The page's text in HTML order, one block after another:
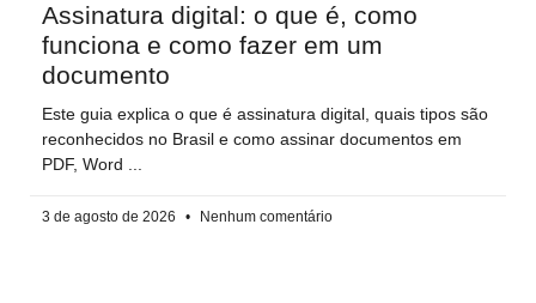
Assinatura digital: o que é, como
funciona e como fazer em um
documento
Este guia explica o que é assinatura digital, quais tipos são
reconhecidos no Brasil e como assinar documentos em
PDF, Word
3 de agosto de 2026 Nenhum comentário